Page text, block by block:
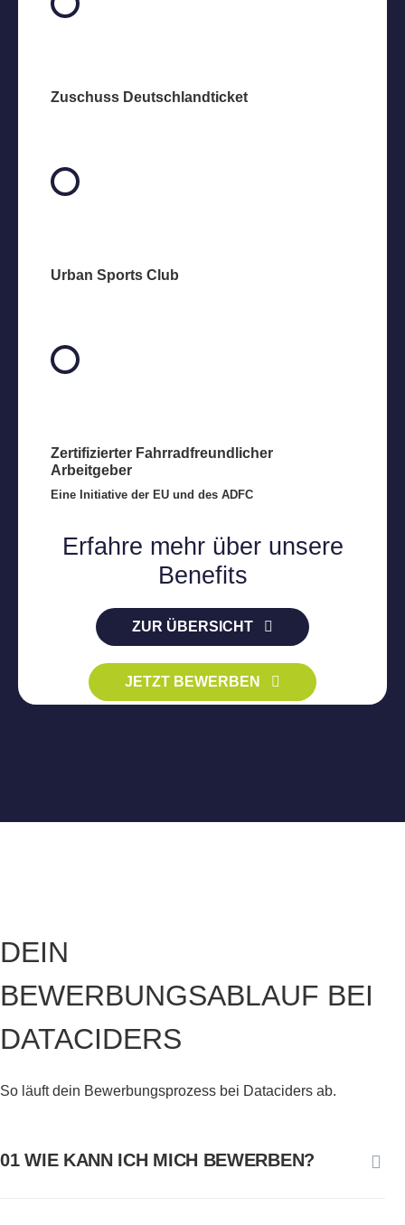
Zuschuss Deutschland­ticket
Urban Sports Club
Zertifizierter Fahrrad­freundlicher
Arbeitgeber
Eine Initiative der EU und des ADFC
Erfahre mehr über unsere
Benefits
ZUR ÜBERSICHT
JETZT BEWERBEN
DEIN
BEWERBUNGSABLAUF BEI
DATACIDERS
So läuft dein Bewerbungsprozess bei Dataciders ab.
01 WIE KANN ICH MICH BEWERBEN?